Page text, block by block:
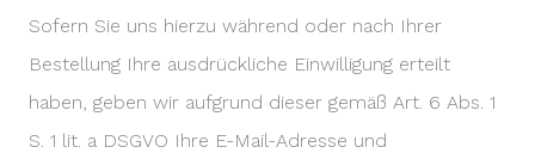
Sofern Sie uns hierzu während oder nach Ihrer
Bestellung Ihre ausdrückliche Einwilligung erteilt
haben, geben wir aufgrund dieser gemäß Art. 6 Abs. 1
S. 1 lit. a DSGVO Ihre E-Mail-Adresse und